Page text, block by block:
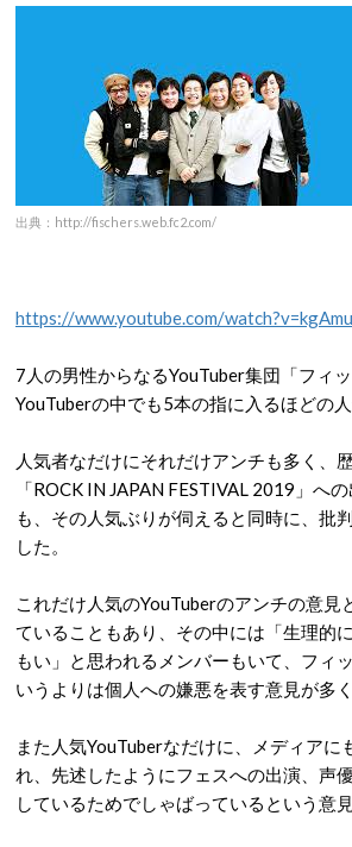
出典：http://fischers.web.fc2.com/
https://www.youtube.com/
7 人の男性からなるYouTuber集団「フィ
YouTuberの中でも5本の指に入るほどの
人気者なだけにそれだけアンチも多く、
「ROCK IN JAPAN FESTIVAL 2019 」へ
も、その人気ぶりが伺えると同時に、批
した。
これだけ人気のYouTuberのアンチの意見
ていることもあり、その中には「生理的
もい」と思われるメンバーもいて、フィ
いうよりは個人への嫌悪を表す意見が多
また人気YouTuberなだけに、メディアに
れ、先述したようにフェスへの出演、声
しているためでしゃばっているという意見